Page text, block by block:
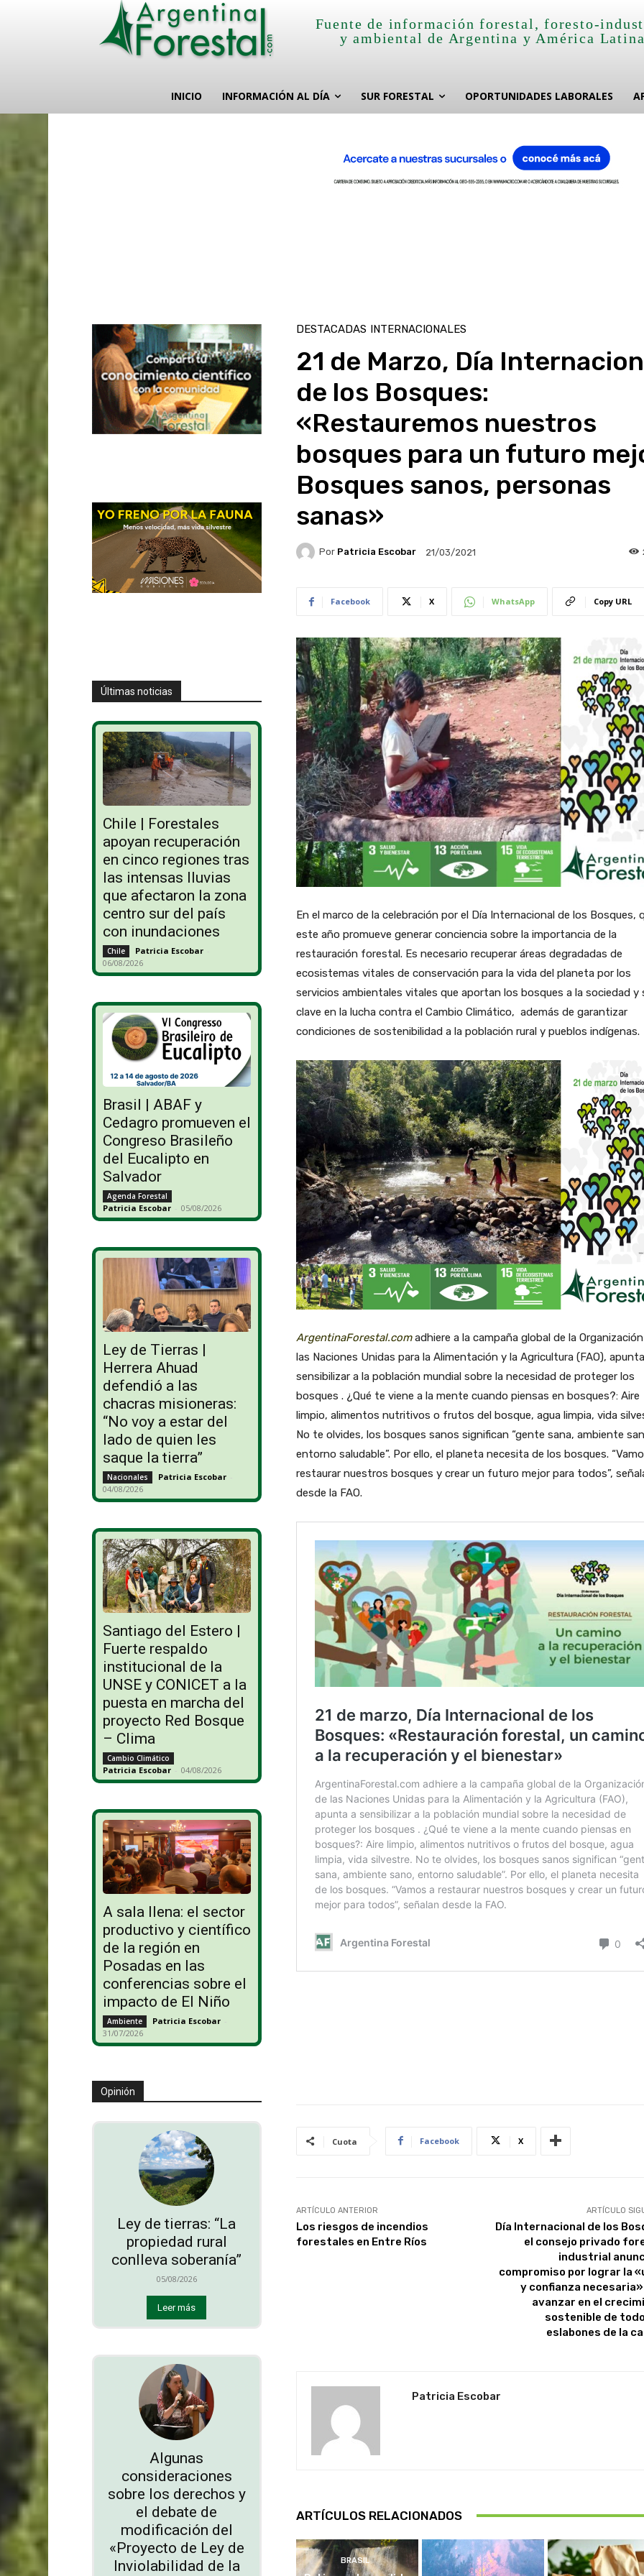
Fuente de información forestal, foresto-
y ambiental de Argentina y América
INICIO INFORMACIÓN AL DÍA SUR FORESTAL OPORTUNIDADES LABORALES
Últimas noticias
Chile | Forestales
apoyan recuperación
en cinco regiones tras
las intensas lluvias
que afectaron la zona
centro sur del país
con inundaciones
Chile Patricia Escobar -
06/08/2026
Brasil | ABAF y
Cedagro promueven el
Congreso Brasileño
del Eucalipto en
Salvador
Agenda Forestal
Patricia Escobar - 05/08/2026
Ley de Tierras |
Herrera Ahuad
defendió a las
chacras misioneras:
“No voy a estar del
lado de quien les
saque la tierra”
Nacionales Patricia Escobar -
04/08/2026
Santiago del Estero |
Fuerte respaldo
institucional de la
UNSE y CONICET a la
puesta en marcha del
proyecto Red Bosque
– Clima
Cambio Climático
Patricia Escobar - 04/08/2026
A sala llena: el sector
productivo y científico
de la región en
Posadas en las
conferencias sobre el
impacto de El Niño
Ambiente Patricia Escobar -
31/07/2026
Opinión
Ley de tierras: “La
propiedad rural
conlleva soberanía”
05/08/2026
Leer más
Algunas
consideraciones
sobre los derechos y
el debate de
modificación del
«Proyecto de Ley de
Inviolabilidad de la
DESTACADAS INTERNACIONALES
21 de Marzo, Día
de los Bosques:
«Restauremos nuestros
bosques para un futuro
Bosques sanos, personas
sanas»
Por Patricia Escobar 21/03/2021
Facebook X WhatsApp Copy URL
En el marco de la celebración por el Día Internacional de los Bosques,
este año promueve generar conciencia sobre la importancia de la
restauración forestal. Es necesario recuperar áreas degradadas de
ecosistemas vitales de conservación para la vida del planeta por los
servicios ambientales vitales que aportan los bosques a la sociedad y
clave en la lucha contra el Cambio Climático, además de garantizar
condiciones de sostenibilidad a la población rural y pueblos indígenas.
ArgentinaForestal.comadhiere a la campaña global de la
las Naciones Unidas para la Alimentación y la Agricultura (FAO),
sensibilizar a la población mundial sobre la necesidad de proteger los
bosques . ¿Qué te viene a la mente cuando piensas en bosques?: Aire
limpio, alimentos nutritivos o frutos del bosque, agua limpia, vida
No te olvides, los bosques sanos significan “gente sana, ambiente
entorno saludable”. Por ello, el planeta necesita de los bosques.
restaurar nuestros bosques y crear un futuro mejor para todos”,
desde la FAO.
Cuota Facebook X
ARTÍCULO ANTERIOR
Los riesgos de incendios
forestales en Entre Ríos
ARTÍCULO
Día Internacional de los
el consejo privado
industrial
compromiso por lograr la
y confianza
avanzar en el
sostenible de
eslabones de la
Patricia Escobar
ARTÍCULOS RELACIONADOS
BRASIL